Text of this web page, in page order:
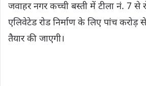
जवाहर नगर कच्ची बस्ती में टीला नं. 7 से
एलिवेटेड रोड निर्माण के लिए पांच करोड़ से
तैयार की जाएगी।